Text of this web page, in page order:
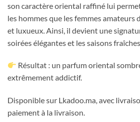
son caractère oriental raffiné lui
les hommes que les femmes amateurs
et luxueux. Ainsi, il devient une
soirées élégantes et les saisons fraîches.
Résultat : un parfum oriental
extrêmement addictif.
Disponible sur Lkadoo.ma, avec
paiement à la livraison.